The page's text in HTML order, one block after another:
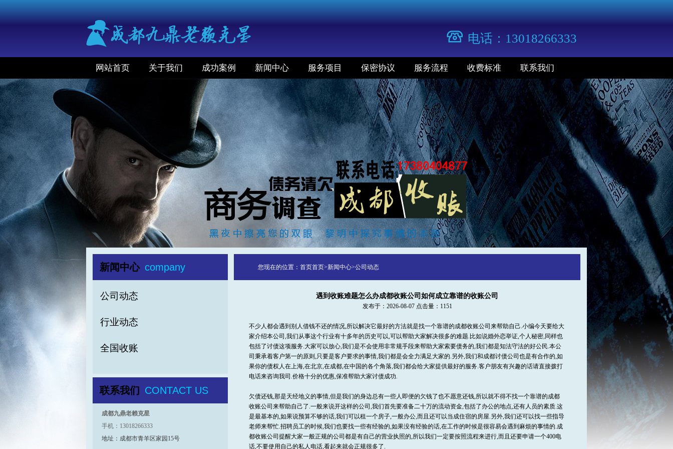
电话：13018266333
网站首页 关于我们 成功案例 新闻中心 服务项目 保密协议 服务流程 收费标准 联系我们
新闻中心 company
公司动态
行业动态
全国收账
联系我们 CONTACT US
成都九鼎老赖克星
手机：13018266333
地址：成都市青羊区家园15号
您现在的位置：首页首页>新闻中心>公司动态
遇到收账难题怎么办成都收账公司如何成立靠谱的收账公司
发布于：2026-08-07 点击量：1151
不少人都会遇到别人借钱不还的情况,所以解决它最好的方法就是找一个靠谱的成都收账公司来帮助自己.小编今天要给大
家介绍本公司,我们从事这个行业有十多年的历史可以,可以帮助大家解决很多的难题.比如说婚外恋举证,个人秘密,同样也
包括了讨债这项服务.大家可以放心,我们是不会使用非常规手段来帮助大家索要债务的,我们都是知法守法的好公民.本公
司秉承着客户第一的原则,只要是客户要求的事情,我们都是会全力满足大家的.另外,我们和成都讨债公司也是有合作的,如
果你的债权人在上海,在北京,在成都,在中国的各个角落,我们都会给大家提供最好的服务.客户朋友有兴趣的话请直接拨打
电话来咨询我司.价格十分的优惠,保准帮助大家讨债成功.
欠债还钱,那是天经地义的事情,但是我们的身边总有一些人即便的欠钱了也不愿意还钱,所以就不得不找一个靠谱的成都
收账公司来帮助自己了.一般来说开这样的公司,我们首先要准备二十万的流动资金,包括了办公的地点,还有人员的素质.这
是最基本的,如果说预算不够的话,我们可以租一个房子,一般办公,而且还可以当成住宿的房屋.另外,我们还可以找一些指导
老师来帮忙.招聘员工的时候,我们也要找一些有经验的,如果没有经验的话,在工作的时候是很容易会遇到麻烦的事情的.成
都收账公司提醒大家一般正规的公司都是有自己的营业执照的,所以我们一定要按照流程来进行,而且还要申请一个400电
话,不要使用自己的私人电话,看起来就会正规很多了.